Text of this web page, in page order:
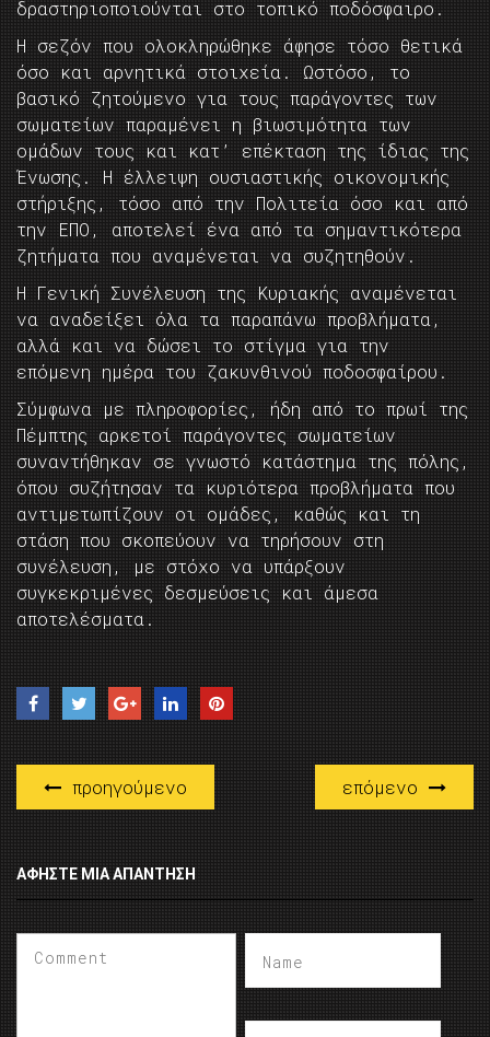
δραστηριοποιούνται στο τοπικό ποδόσφαιρο.
Η σεζόν που ολοκληρώθηκε άφησε τόσο θετικά
όσο και αρνητικά στοιχεία. Ωστόσο, το
βασικό ζητούμενο για τους παράγοντες των
σωματείων παραμένει η βιωσιμότητα των
ομάδων τους και κατ’ επέκταση της ίδιας της
Ένωσης. Η έλλειψη ουσιαστικής οικονομικής
στήριξης, τόσο από την Πολιτεία όσο και από
την ΕΠΟ, αποτελεί ένα από τα σημαντικότερα
ζητήματα που αναμένεται να συζητηθούν.
Η Γενική Συνέλευση της Κυριακής αναμένεται
να αναδείξει όλα τα παραπάνω προβλήματα,
αλλά και να δώσει το στίγμα για την
επόμενη ημέρα του ζακυνθινού ποδοσφαίρου.
Σύμφωνα με πληροφορίες, ήδη από το πρωί της
Πέμπτης αρκετοί παράγοντες σωματείων
συναντήθηκαν σε γνωστό κατάστημα της πόλης,
όπου συζήτησαν τα κυριότερα προβλήματα που
αντιμετωπίζουν οι ομάδες, καθώς και τη
στάση που σκοπεύουν να τηρήσουν στη
συνέλευση, με στόχο να υπάρξουν
συγκεκριμένες δεσμεύσεις και άμεσα
αποτελέσματα.
προηγούμενο επόμενο
ΑΦΉΣΤΕ ΜΙΑ ΑΠΆΝΤΗΣΗ